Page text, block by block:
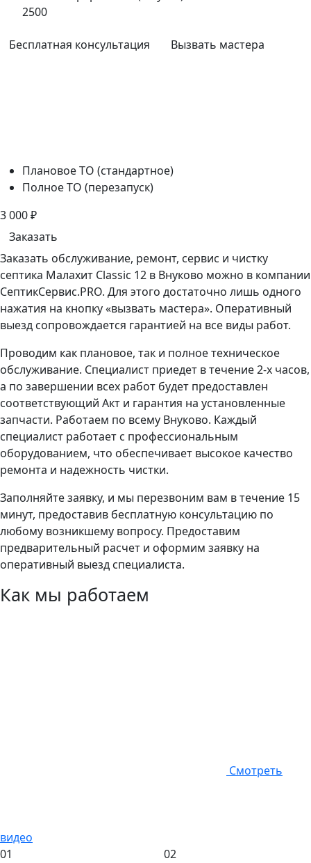
2500
Бесплатная консультация Вызвать мастера
Плановое ТО (стандартное)
Полное ТО (перезапуск)
3 000₽
Заказать
Заказать обслуживание, ремонт, сервис и чистку
септика Малахит Classic 12 в Внуково можно в компании
СептикСервис.PRO. Для этого достаточно лишь одного
нажатия на кнопку «вызвать мастера». Оперативный
выезд сопровождается гарантией на все виды работ.
Проводим как плановое, так и полное техническое
обслуживание. Специалист приедет в течение 2-х часов,
а по завершении всех работ будет предоставлен
соответствующий Акт и гарантия на установленные
запчасти. Работаем по всему Внуково. Каждый
специалист работает с профессиональным
оборудованием, что обеспечивает высокое качество
ремонта и надежность чистки.
Заполняйте заявку, и мы перезвоним вам в течение 15
минут, предоставив бесплатную консультацию по
любому возникшему вопросу. Предоставим
предварительный расчет и оформим заявку на
оперативный выезд специалиста.
Как мы работаем
Смотреть
видео
01
02